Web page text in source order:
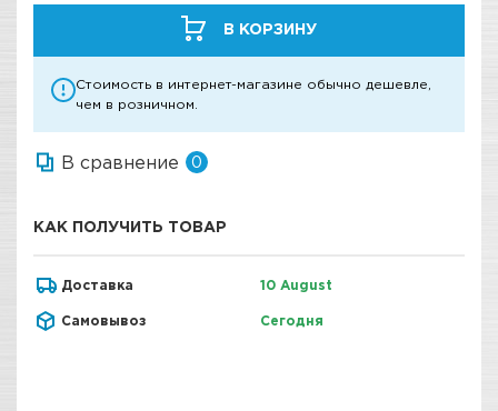
В КОРЗИНУ
Стоимость в интернет-магазине обычно дешевле,
чем в розничном.
В сравнение 0
КАК ПОЛУЧИТЬ ТОВАР
Доставка 10 August
Самовывоз Сегодня